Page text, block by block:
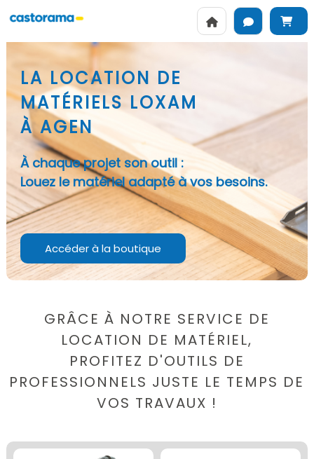
LA LOCATION DE
MATÉRIELS LOXAM
À AGEN
À chaque projet son outil :
Louez le matériel adapté à vos besoins.
Accéder à la boutique
GRÂCE À NOTRE SERVICE DE
LOCATION DE MATÉRIEL,
PROFITEZ D'OUTILS DE
PROFESSIONNELS JUSTE LE TEMPS DE
VOS TRAVAUX !